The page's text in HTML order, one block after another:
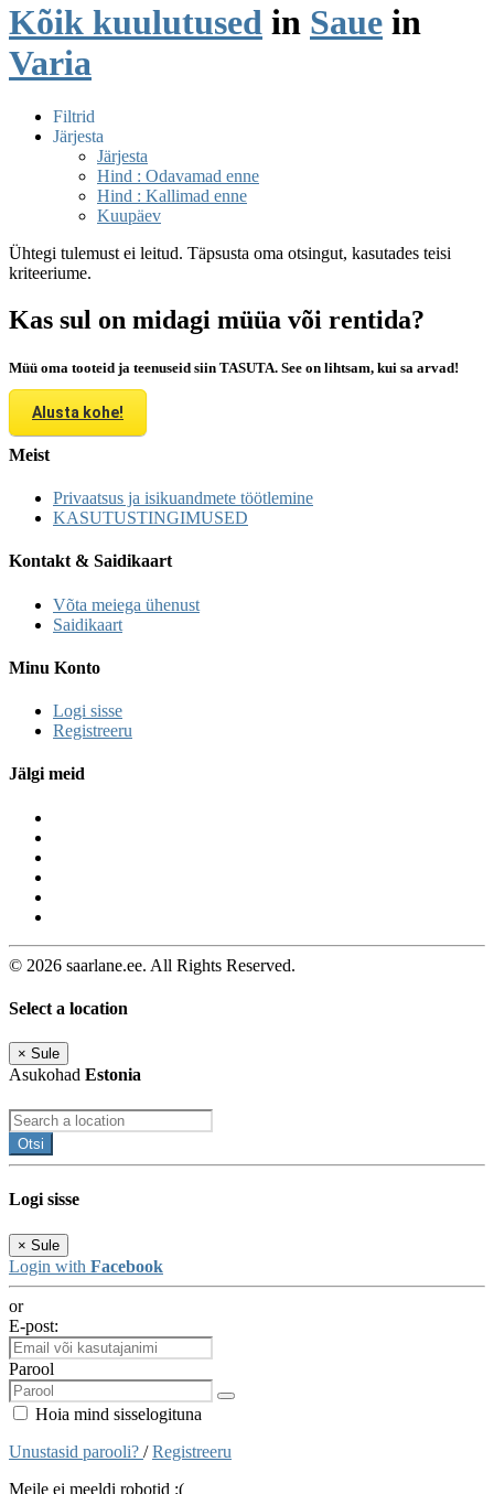
Kõik kuulutused in Saue in
Varia
Filtrid
Järjesta
Järjesta
Hind : Odavamad enne
Hind : Kallimad enne
Kuupäev
Ühtegi tulemust ei leitud. Täpsusta oma otsingut, kasutades teisi
kriteeriume.
Kas sul on midagi müüa või rentida?
Müü oma tooteid ja teenuseid siin TASUTA. See on lihtsam, kui sa arvad!
Alusta kohe!
Meist
Privaatsus ja isikuandmete töötlemine
KASUTUSTINGIMUSED
Kontakt & Saidikaart
Võta meiega ühenust
Saidikaart
Minu Konto
Logi sisse
Registreeru
Jälgi meid
© 2026 saarlane.ee. All Rights Reserved.
Select a location
× Sule
Asukohad Estonia
Otsi
Logi sisse
× Sule
Login with Facebook
or
E-post:
Parool
Hoia mind sisselogituna
Unustasid parooli? /Registreeru
Meile ei meeldi robotid :(